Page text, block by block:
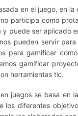
en el juego, en
participa como
puede ser aplicado
pueden servir
para gamificar
gamificar
herramientas tic.
juegos se basa en
los diferentes